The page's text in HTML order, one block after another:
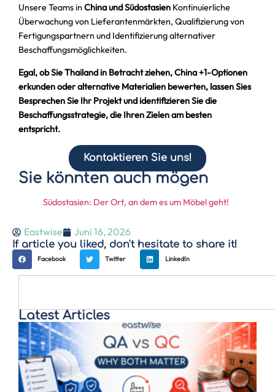
Unsere Teams in China und Südostasien Kontinuierliche
Überwachung von Lieferantenmärkten, Qualifizierung von
Fertigungspartnern und Identifizierung alternativer
Beschaffungsmöglichkeiten.
Egal, ob Sie Thailand in Betracht ziehen, China +1-Optionen
erkunden oder alternative Materialien bewerten, lassen Sies
Besprechen Sie Ihr Projekt und identifizieren Sie die
Beschaffungsstrategie, die Ihren Zielen am besten
entspricht.
Kontaktieren Sie uns!
Sie könnten auch mögen
Südostasien: Der Ort, an dem es um Möbel geht!
Eastwise Juni 16, 2026
If article you liked, don't hesitate to share it!
Facebook Twitter LinkedIn
Latest Articles